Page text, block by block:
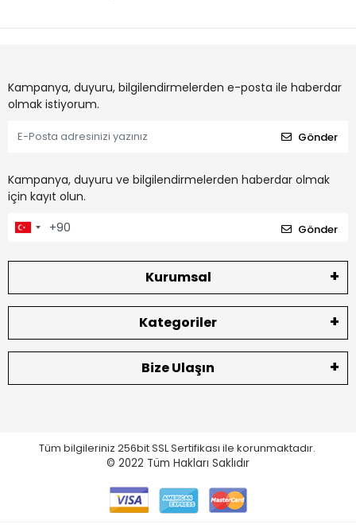
Kampanya, duyuru, bilgilendirmelerden e-posta ile haberdar
olmak istiyorum.
Gönder
Kampanya, duyuru ve bilgilendirmelerden haberdar olmak
için kayıt olun.
Gönder
Kurumsal
Kategoriler
Bize Ulaşın
Tüm bilgileriniz 256bit SSL Sertifikası ile korunmaktadır.
© 2022 Tüm Hakları Saklıdır